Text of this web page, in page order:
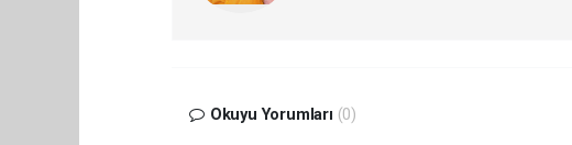
Okuyu Yorumları (0)